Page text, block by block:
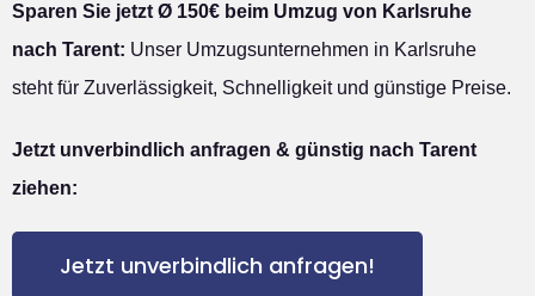
Sparen Sie jetzt Ø 150€ beim Umzug von Karlsruhe
nach Tarent: Unser Umzugsunternehmen in Karlsruhe
steht für Zuverlässigkeit, Schnelligkeit und günstige Preise.
Jetzt unverbindlich anfragen & günstig nach Tarent
ziehen:
Jetzt unverbindlich anfragen!